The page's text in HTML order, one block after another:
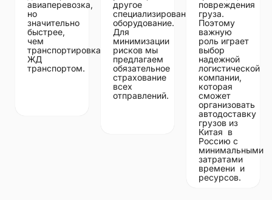
авиаперевозка,
но
значительно
быстрее,
чем
транспортировка
ЖД
транспортом.
другое
специализированное
оборудование.
Для
минимизации
рисков мы
предлагаем
обязательное
страхование
всех
отправлений.
повреждения
груза.
Поэтому
важную
роль играет
выбор
надежной
логистической
компании,
которая
сможет
организовать
автодоставку
грузов из
Китая в
Россию с
минимальными
затратами
времени и
ресурсов.